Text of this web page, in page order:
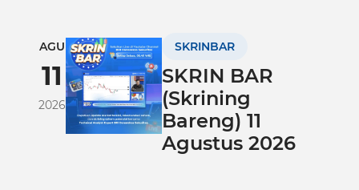
AGU
11
2026
SKRINBAR
SKRIN BAR
(Skrining
Bareng) 11
Agustus 2026